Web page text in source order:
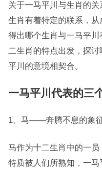
关于一马平川与生肖的
生肖有着特定的联系，
得出哪个生肖与一马平
二生肖的特点出发，探
平川的意境相契合。
一马平川代表的三
1、马——奔腾不息的象
马作为十二生肖中的一
特质被人们所熟知，一